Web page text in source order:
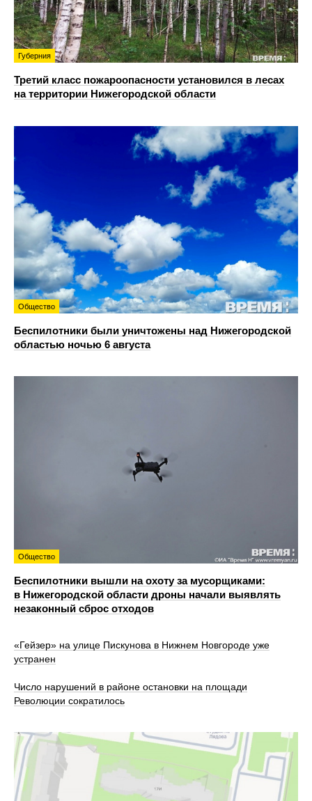
Губерния
Третий класс пожароопасности установился в лесах
на территории Нижегородской области
Общество
Беспилотники были уничтожены над Нижегородской
областью ночью 6 августа
Общество
Беспилотники вышли на охоту за мусорщиками:
в Нижегородской области дроны начали выявлять
незаконный сброс отходов
«Гейзер» на улице Пискунова в Нижнем Новгороде уже
устранен
Число нарушений в районе остановки на площади
Революции сократилось